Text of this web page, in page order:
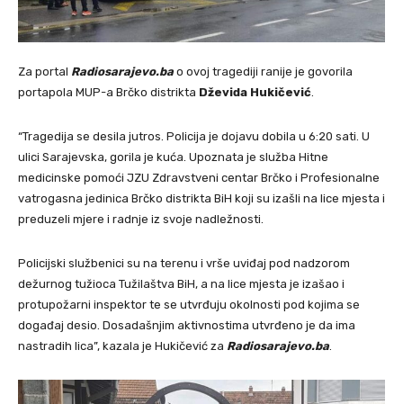
Za portal Radiosarajevo.ba o ovoj tragediji ranije je govorila
portapola MUP-a Brčko distrikta Dževida Hukičević.
“Tragedija se desila jutros. Policija je dojavu dobila u 6:20 sati. U
ulici Sarajevska, gorila je kuća. Upoznata je služba Hitne
medicinske pomoći JZU Zdravstveni centar Brčko i Profesionalne
vatrogasna jedinica Brčko distrikta BiH koji su izašli na lice mjesta i
preduzeli mjere i radnje iz svoje nadležnosti.
Policijski službenici su na terenu i vrše uviđaj pod nadzorom
dežurnog tužioca Tužilaštva BiH, a na lice mjesta je izašao i
protupožarni inspektor te se utvrđuju okolnosti pod kojima se
događaj desio. Dosadašnjim aktivnostima utvrđeno je da ima
nastradih lica”, kazala je Hukičević za Radiosarajevo.ba.